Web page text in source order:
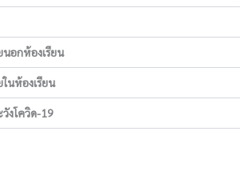
อกห้องเรียน
นห้องเรียน
วังโควิด-19